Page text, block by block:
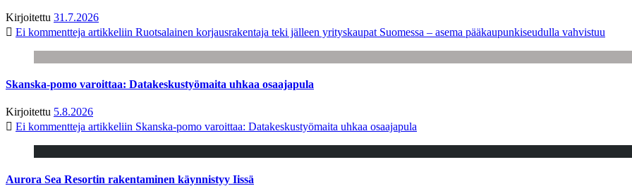
Kirjoitettu 31.7.2026
Ei kommentteja artikkeliin Ruotsalainen korjausrakentaja teki jälleen yrityskaupat Suomessa – asema pääkaupunkiseudulla vahvistuu
Skanska-pomo varoittaa: Datakeskustyömaita uhkaa osaajapula
Kirjoitettu 5.8.2026
Ei kommentteja artikkeliin Skanska-pomo varoittaa: Datakeskustyömaita uhkaa osaajapula
Aurora Sea Resortin rakentaminen käynnistyy Iissä